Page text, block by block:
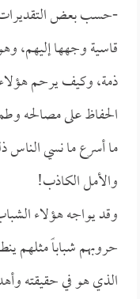
-حسب بعض التقديرات-
قاسية وجهها إليهم،
ذمة، وكيف يرحم
الحفاظ على مصالحه
ما أسرع ما نسي الناس
والأمل الكاذب!
وقد يواجه هؤلاء
حروبهم شباباً مثلهم
الذي هو في حقيقته